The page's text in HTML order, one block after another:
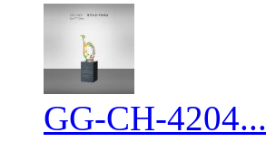
GG-CH-4204...